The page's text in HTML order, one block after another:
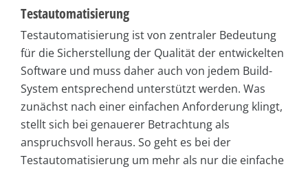
Testautomatisierung
Testautomatisierung ist von zentraler Bedeutung
für die Sicherstellung der Qualität der entwickelten
Software und muss daher auch von jedem Build-
System entsprechend unterstützt werden. Was
zunächst nach einer einfachen Anforderung klingt,
stellt sich bei genauerer Betrachtung als
anspruchsvoll heraus. So geht es bei der
Testautomatisierung um mehr als nur die einfache